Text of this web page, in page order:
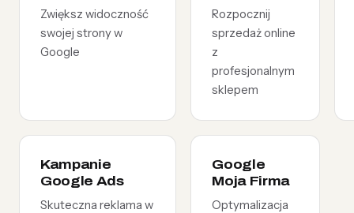
Zwiększ widoczność
swojej strony w
Google
Rozpocznij
sprzedaż online
z
profesjonalnym
sklepem
Kampanie
Google Ads
Skuteczna reklama w
Google
Moja Firma
Optymalizacja